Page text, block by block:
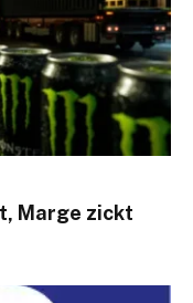
Marge zickt